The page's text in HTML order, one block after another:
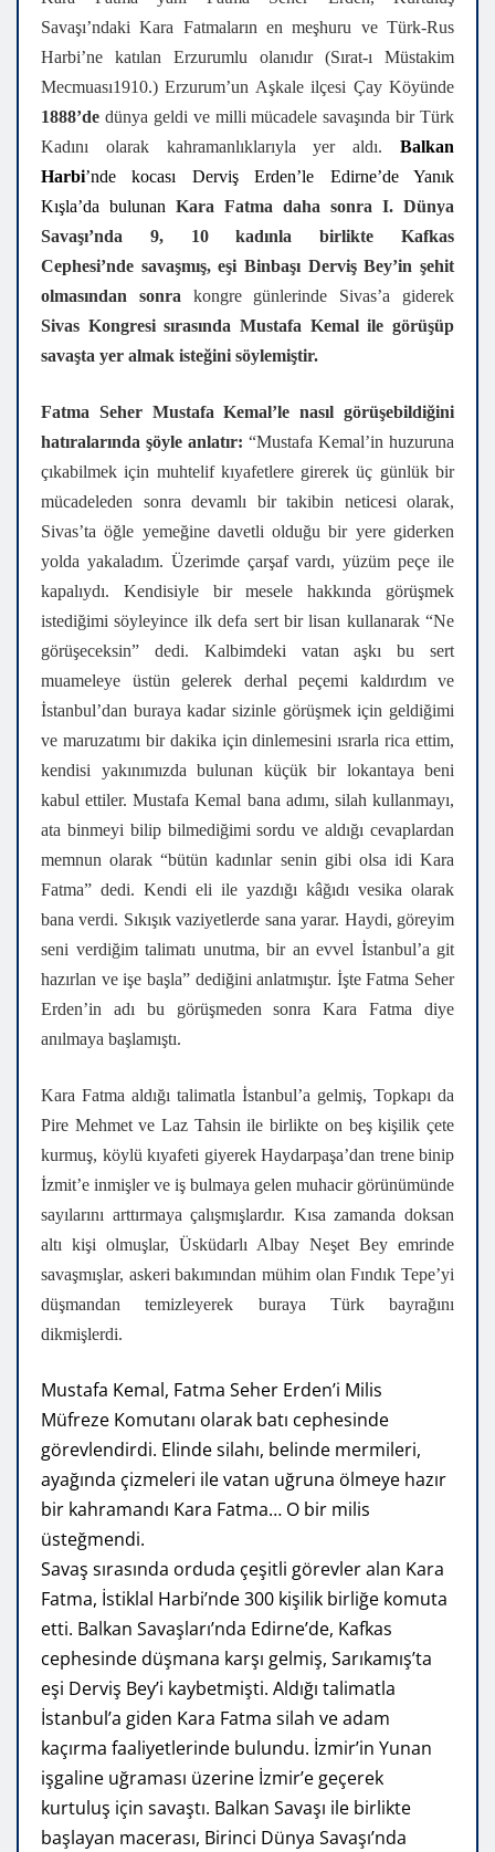
Savaşı’ndaki Kara Fatmaların en meşhuru ve Türk-Rus
Harbi’ne katılan Erzurumlu olanıdır (Sırat-ı Müstakim
Mecmuası1910.) Erzurum’un Aşkale ilçesi Çay Köyünde
1888’de dünya geldi ve milli mücadele savaşında bir Türk
Kadını olarak kahramanlıklarıyla yer aldı. Balkan
Harbi’nde kocası Derviş Erden’le Edirne’de Yanık
Kışla’da bulunan Kara Fatma daha sonra I. Dünya
Savaşı’nda 9, 10 kadınla birlikte Kafkas
Cephesi’nde savaşmış, eşi Binbaşı Derviş Bey’in şehit
olmasından sonra kongre günlerinde Sivas’a giderek
Sivas Kongresi sırasında Mustafa Kemal ile görüşüp
savaşta yer almak isteğini söylemiştir.
Fatma Seher Mustafa Kemal’le nasıl görüşebildiğini
hatıralarında şöyle anlatır: “Mustafa Kemal’in huzuruna
çıkabilmek için muhtelif kıyafetlere girerek üç günlük bir
mücadeleden sonra devamlı bir takibin neticesi olarak,
Sivas’ta öğle yemeğine davetli olduğu bir yere giderken
yolda yakaladım. Üzerimde çarşaf vardı, yüzüm peçe ile
kapalıydı. Kendisiyle bir mesele hakkında görüşmek
istediğimi söyleyince ilk defa sert bir lisan kullanarak “Ne
görüşeceksin” dedi. Kalbimdeki vatan aşkı bu sert
muameleye üstün gelerek derhal peçemi kaldırdım ve
İstanbul’dan buraya kadar sizinle görüşmek için geldiğimi
ve maruzatımı bir dakika için dinlemesini ısrarla rica ettim,
kendisi yakınımızda bulunan küçük bir lokantaya beni
kabul ettiler. Mustafa Kemal bana adımı, silah kullanmayı,
ata binmeyi bilip bilmediğimi sordu ve aldığı cevaplardan
memnun olarak “bütün kadınlar senin gibi olsa idi Kara
Fatma” dedi. Kendi eli ile yazdığı kâğıdı vesika olarak
bana verdi. Sıkışık vaziyetlerde sana yarar. Haydi, göreyim
seni verdiğim talimatı unutma, bir an evvel İstanbul’a git
hazırlan ve işe başla” dediğini anlatmıştır. İşte Fatma Seher
Erden’in adı bu görüşmeden sonra Kara Fatma diye
anılmaya başlamıştı.
Kara Fatma aldığı talimatla İstanbul’a gelmiş, Topkapı da
Pire Mehmet ve Laz Tahsin ile birlikte on beş kişilik çete
kurmuş, köylü kıyafeti giyerek Haydarpaşa’dan trene binip
İzmit’e inmişler ve iş bulmaya gelen muhacir görünümünde
sayılarını arttırmaya çalışmışlardır. Kısa zamanda doksan
altı kişi olmuşlar, Üsküdarlı Albay Neşet Bey emrinde
savaşmışlar, askeri bakımından mühim olan Fındık Tepe’yi
düşmandan temizleyerek buraya Türk bayrağını
dikmişlerdi.
Mustafa Kemal, Fatma Seher Erden’i Milis
Müfreze Komutanı olarak batı cephesinde
görevlendirdi. Elinde silahı, belinde mermileri,
ayağında çizmeleri ile vatan uğruna ölmeye hazır
bir kahramandı Kara Fatma… O bir milis
üsteğmendi.
Savaş sırasında orduda çeşitli görevler alan Kara
Fatma, İstiklal Harbi’nde 300 kişilik birliğe komuta
etti. Balkan Savaşları’nda Edirne’de, Kafkas
cephesinde düşmana karşı gelmiş, Sarıkamış’ta
eşi Derviş Bey’i kaybetmişti. Aldığı talimatla
İstanbul’a giden Kara Fatma silah ve adam
kaçırma faaliyetlerinde bulundu. İzmir’in Yunan
işgaline uğraması üzerine İzmir’e geçerek
kurtuluş için savaştı. Balkan Savaşı ile birlikte
başlayan macerası, Birinci Dünya Savaşı’nda